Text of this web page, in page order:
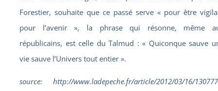
Forestier, souhaite que ce passé serve « pour être
pour l’avenir », la phrase qui résonne, même
républicains, est celle du Talmud : « Quiconque sauve
vie sauve l’Univers tout entier ».
source: http://www.ladepeche.fr/article/2012/03/16/